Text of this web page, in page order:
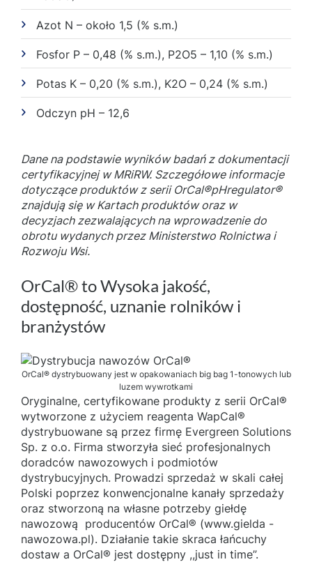
Azot N – około 1,5 (% s.m.)
Fosfor P – 0,48 (% s.m.), P2O5 – 1,10 (% s.m.)
Potas K – 0,20 (% s.m.), K2O – 0,24 (% s.m.)
Odczyn pH – 12,6
Dane na podstawie wyników badań z dokumentacji
certyfikacyjnej w MRiRW. Szczegółowe informacje
dotyczące produktów z serii OrCal®pHregulator®
znajdują się w Kartach produktów oraz w
decyzjach zezwalających na wprowadzenie do
obrotu wydanych przez Ministerstwo Rolnictwa i
Rozwoju Wsi.
OrCal® to Wysoka jakość,
dostępność, uznanie rolników i
branżystów
OrCal® dystrybuowany jest w opakowaniach big bag 1-tonowych lub
luzem wywrotkami
Oryginalne, certyfikowane produkty z serii OrCal®
wytworzone z użyciem reagenta WapCal®
dystrybuowane są przez firmę Evergreen Solutions
Sp. z o.o. Firma stworzyła sieć profesjonalnych
doradców nawozowych i podmiotów
dystrybucyjnych. Prowadzi sprzedaż w skali całej
Polski poprzez konwencjonalne kanały sprzedaży
oraz stworzoną na własne potrzeby giełdę
nawozową producentów OrCal® (www.gielda -
nawozowa.pl). Działanie takie skraca łańcuchy
dostaw a OrCal® jest dostępny ,,just in time”.